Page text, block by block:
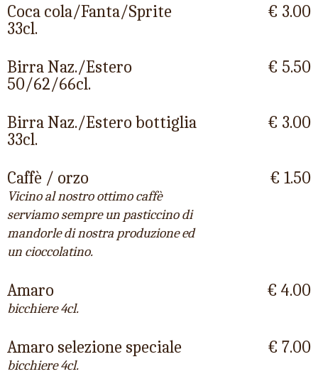
Coca cola/Fanta/Sprite
33cl.
€ 3.00
Birra Naz./Estero
50/62/66cl.
€ 5.50
Birra Naz./Estero bottiglia
33cl.
€ 3.00
Caffè / orzo
Vicino al nostro ottimo caffè
serviamo sempre un pasticcino di
mandorle di nostra produzione ed
un cioccolatino.
€ 1.50
Amaro
bicchiere 4cl.
€ 4.00
Amaro selezione speciale
bicchiere 4cl.
€ 7.00